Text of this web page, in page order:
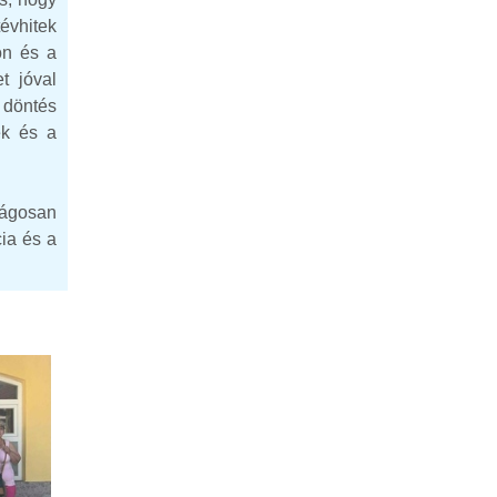
és a
jóval
és a
és a